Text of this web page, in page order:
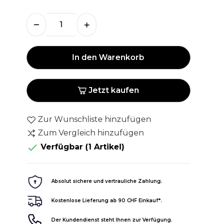
In den Warenkorb
Jetzt kaufen
Zur Wunschliste hinzufügen
Zum Vergleich hinzufügen
 Verfügbar (1 Artikel)
Absolut sichere und vertrauliche Zahlung.
Kostenlose Lieferung ab 90 CHF Einkauf*.
Der Kundendienst steht Ihnen zur Verfügung.